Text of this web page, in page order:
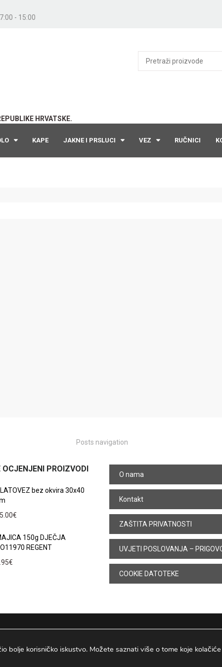
- 15:00
HRVATSKE.
KAPE JAKNE I PRSLUCI VEZ RUČNICI
Posts navigation
PROIZVODI
bez okvira 30x40
€
150g DJEČJA
REGENT
€
O nama
Kontakt
ZAŠTITA PRIVATNOSTI
UVJETI POSLOVANJA –
COOKIE DATOTEKE
bolje korisničko iskustvo. Možete saznati više o tome koje